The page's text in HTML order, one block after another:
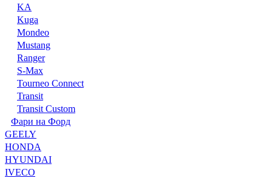
KA
Kuga
Mondeo
Mustang
Ranger
S-Max
Tourneo Connect
Transit
Transit Custom
Фари на Форд
GEELY
HONDA
HYUNDAI
IVECO